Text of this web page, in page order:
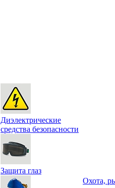
Диэлектрические
средства безопасности
Защита глаз
Охота,